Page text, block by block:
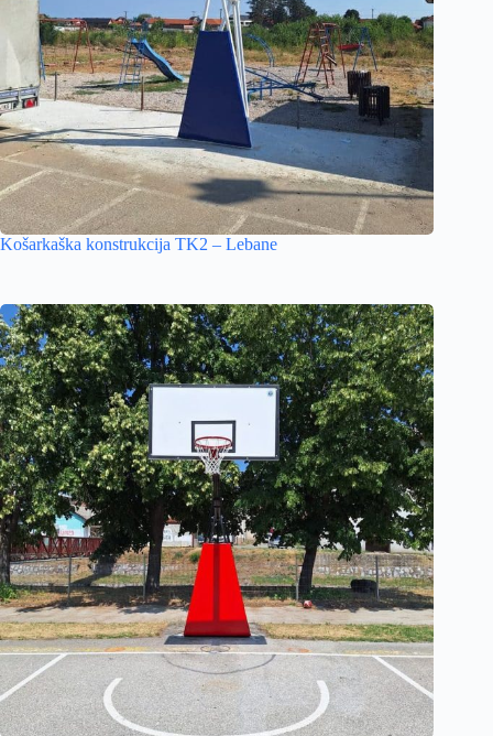
Košarkaška konstrukcija TK2 – Lebane